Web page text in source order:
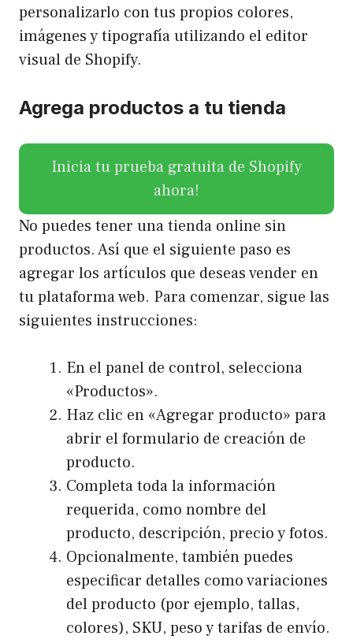
personalizarlo con tus propios colores,
imágenes y tipografía utilizando el editor
visual de Shopify.
Agrega productos a tu tienda
Inicia tu prueba gratuita de Shopify
ahora!
No puedes tener una tienda online sin
productos. Así que el siguiente paso es
agregar los artículos que deseas vender en
tu plataforma web. Para comenzar, sigue las
siguientes instrucciones:
En el panel de control, selecciona
«Productos».
Haz clic en «Agregar producto» para
abrir el formulario de creación de
producto.
Completa toda la información
requerida, como nombre del
producto, descripción, precio y fotos.
Opcionalmente, también puedes
especificar detalles como variaciones
del producto (por ejemplo, tallas,
colores), SKU, peso y tarifas de envío.